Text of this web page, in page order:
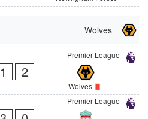
Wolves
Premier League
1 2
Wolves
Premier League